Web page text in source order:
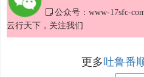
公众号：www-17sfc-
云行天下，关注我们
更多吐鲁番